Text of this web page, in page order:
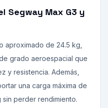
Segway Max G3 y
aproximado de 24.5 kg,
grado aeroespacial que
y resistencia. Además,
una carga máxima de
sin perder rendimiento.